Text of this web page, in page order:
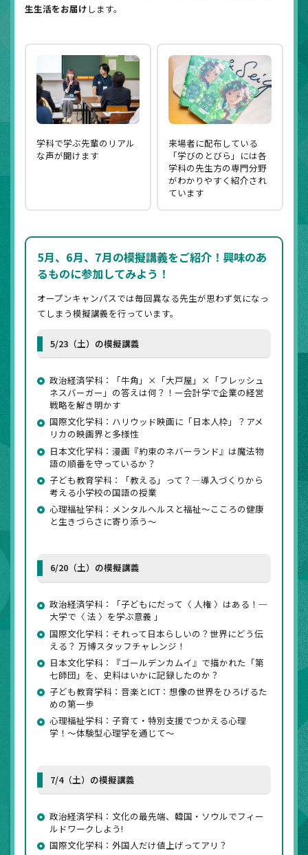
生生活をお届け します。
学科で学ぶ先輩のリアル
な声が聞けます
来場者に配布している
「学びのとびら」には各
学科の先生方の専門分野
がわかりやすく紹介され
ています
5月、6月、7月の模擬講義をご紹介！興味のあ
るものに参加してみよう！
オープンキャンパスでは毎回異なる先生が思わず気になっ
てしまう模擬講義を行っています。
5/23（土）の模擬講義
政治経済学科：「牛角」×「大戸屋」×「フレッシュ
ネスバーガー」の答えは何？！ー会計学で企業の経営
戦略を解き明かす
国際文化学科：ハリウッド映画に「日本人枠」？アメ
リカの映画界と多様性
日本文化学科：漫画『約束のネバーランド』は魔法物
語の順番を守っているか？
子ども教育学科：「教える」って？―導入づくりから
考える小学校の国語の授業
心理福祉学科：メンタルヘルスと福祉～こころの健康
と生きづらさに寄り添う～
6/20（土）の模擬講義
政治経済学科：「子どもにだって〈 人権 〉はある！─
大学で〈 法 〉を学ぶ意義 」
国際文化学科：それって日本らしいの？世界にどう伝
える？ 万博スタッフチャレンジ！
日本文化学科：『ゴールデンカムイ』で描かれた「第
七師団」を、史料はいかに記録したのか？
子ども教育学科：音楽とICT：想像の世界をひろげるた
めの第一歩
心理福祉学科：子育て・特別支援でつかえる心理
学！〜体験型心理学を通じて〜
7/4（土）の模擬講義
政治経済学科：文化の最先端、韓国・ソウルでフィー
ルドワークしよう!
国際文化学科：外国人だけ値上げってアリ？